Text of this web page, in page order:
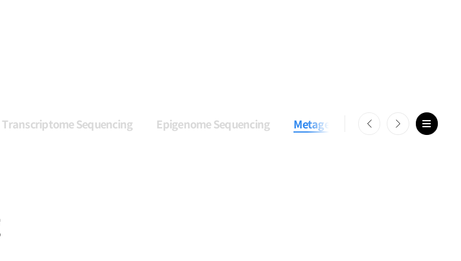
Transcriptome Sequencing Epigenome Sequencing Metagenome Sequencing